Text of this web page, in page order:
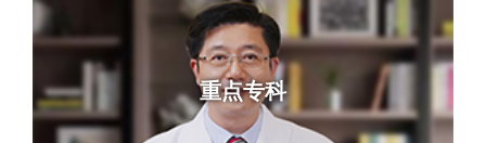
重点专科